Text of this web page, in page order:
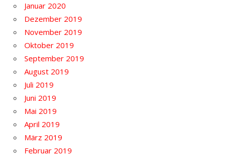
Januar 2020
Dezember 2019
November 2019
Oktober 2019
September 2019
August 2019
Juli 2019
Juni 2019
Mai 2019
April 2019
März 2019
Februar 2019